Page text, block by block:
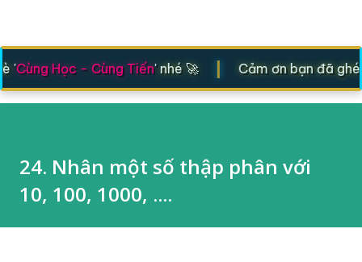
'Cùng Học - Cùng Tiến' nhé 🚀 Cảm ơn bạn đã ghé
24. Nhân một số thập phân với
10, 100, 1000, ....